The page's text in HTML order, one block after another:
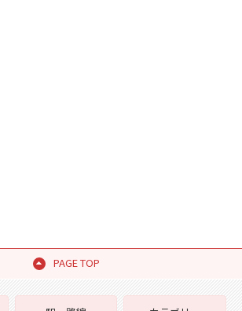
PAGE TOP